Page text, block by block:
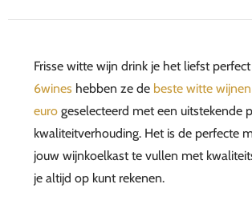
Frisse witte wijn drink je het liefst
6wines hebben ze de beste witte
euro geselecteerd met een uitstekende
kwaliteitverhouding. Het is de perfecte
jouw wijnkoelkast te vullen met
je altijd op kunt rekenen.